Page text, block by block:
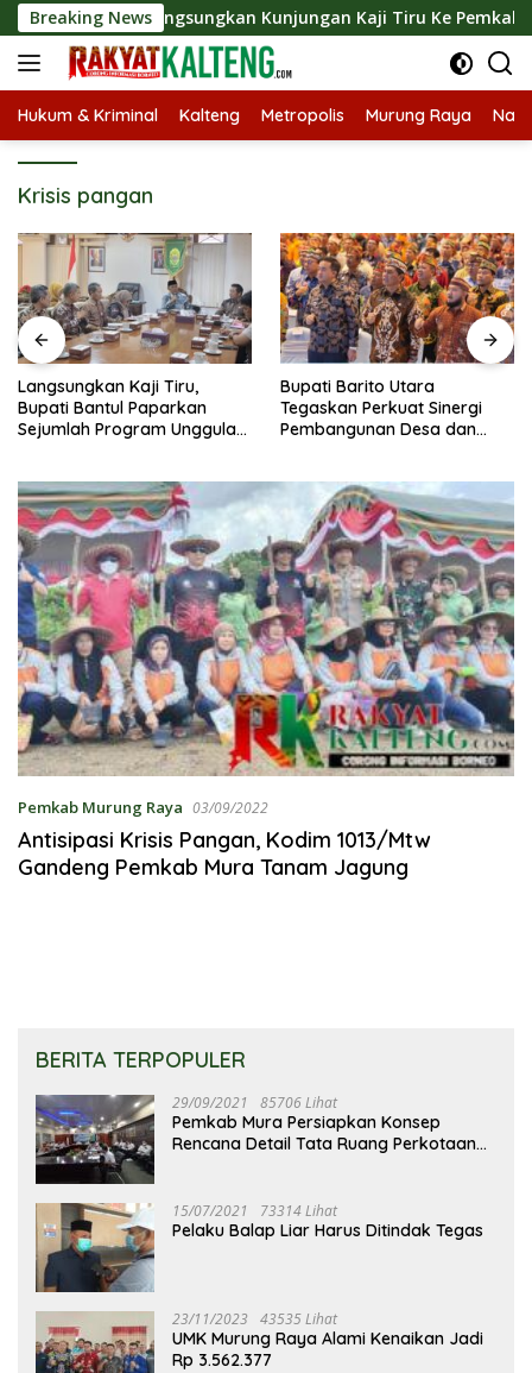
Langsung
ke
konten
Breaking News
Barut Langsungkan Kunjungan Kaji Tiru Ke Pemkab Kulon
Hukum & Kriminal Kalteng Metropolis Murung Raya
Krisis pangan
Langsungkan Kaji Tiru,
Bupati Bantul Paparkan
Sejumlah Program Unggulan
Bupati Barito Utara
Tegaskan Perkuat Sinergi
Pembangunan Desa dan
Pemkab Murung Raya 03/09/2022
Antisipasi Krisis Pangan, Kodim 1013/Mtw
Gandeng Pemkab Mura Tanam Jagung
BERITA TERPOPULER
29/09/2021 85706 Lihat
Pemkab Mura Persiapkan Konsep
Rencana Detail Tata Ruang Perkotaan
15/07/2021 73314 Lihat
Pelaku Balap Liar Harus Ditindak Tegas
23/11/2023 43535 Lihat
UMK Murung Raya Alami Kenaikan Jadi
Rp 3.562.377